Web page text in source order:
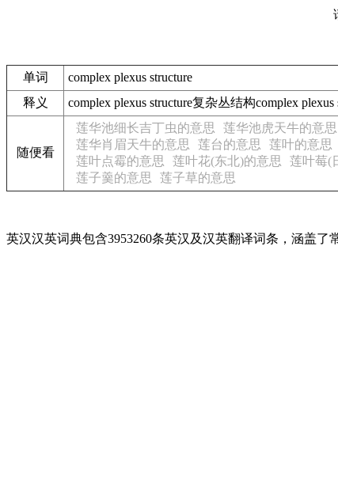
单词
complex plexus structure
释义
complex plexus structure复杂丛结构complex
随便看
莲华池细长吉丁虫的意思 莲华池虎天牛的意思
莲华肖眉天牛的意思
莲台的意思 莲叶的意思
莲叶点霉的意思
莲叶花(东北)的意思 莲叶莓(
莲子羹的意思
莲子草的意思
英汉汉英词典包含3953260条英汉及汉英翻译词条，涵盖